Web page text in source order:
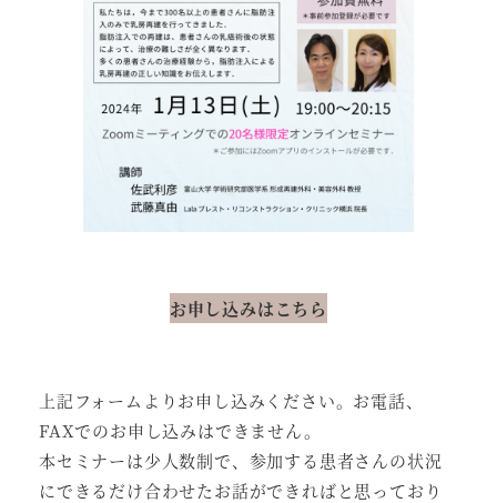
お申し込みはこちら
上記フォームよりお申し込みください。お電話、
FAXでのお申し込みはできません。
本セミナーは少人数制で、参加する患者さんの状況
にできるだけ合わせたお話ができればと思っており